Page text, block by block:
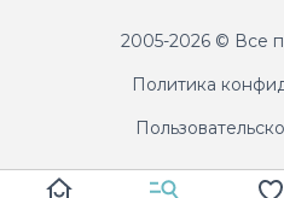
2005-2026 © Все
Политика